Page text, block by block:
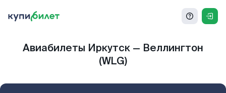
Авиабилеты Иркутск — Веллингтон
(WLG)